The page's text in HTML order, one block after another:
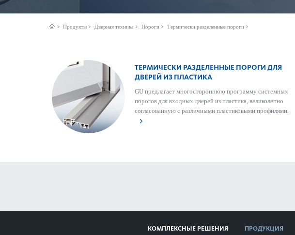
Продукты Дверная техника Пороги Термически разделенные пороги
ТЕРМИЧЕСКИ РАЗДЕЛЕННЫЕ ПОРОГИ ДЛЯ
ДВЕРЕЙ ИЗ ПЛАСТИКА
GU предлагает многос­тор­оннюю программу сис­темных
пор­огов для входных дверей из пла­стика, велик­ол­епно
согласованную с различными пла­сти­к­овыми профи­лями.
КОМПЛЕКСНЫЕ РЕШЕНИЯ ПРОДУКЦИЯ